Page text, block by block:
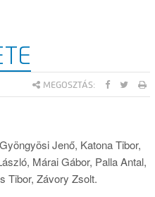
MEGOSZTÁS:
Jenő, Katona Tibor,
Márai Gábor, Palla Antal,
Tibor, Závory Zsolt.